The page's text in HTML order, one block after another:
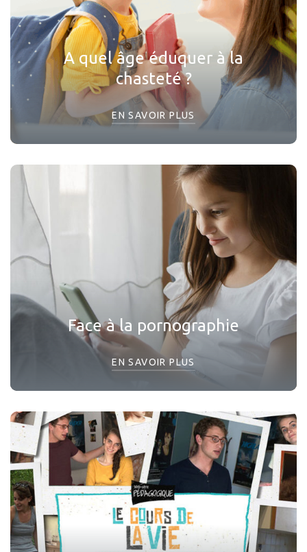
A quel âge éduquer à la
chasteté ?
EN SAVOIR PLUS
Face à la pornographie
EN SAVOIR PLUS